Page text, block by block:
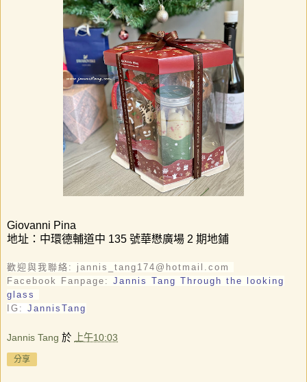
Giovanni Pina
地址：中環德輔道中 135 號華懋廣場 2 期地鋪
歡迎與我聯絡: jannis_tang174@hotmail.com
Facebook Fanpage: Jannis Tang Through the looking
glass
IG: JannisTang
Jannis Tang 於 上午10:03
分享